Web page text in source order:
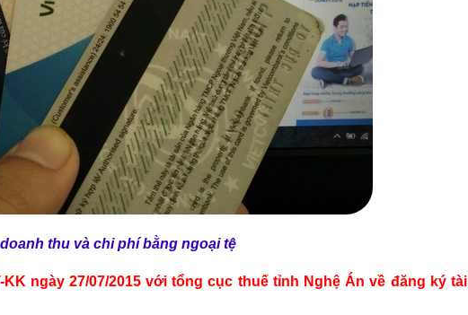
thu và chi phí bằng ngoại tệ
ngày 27/07/2015 với tổng cục thuế tỉnh Nghệ Án về đăng ký tài